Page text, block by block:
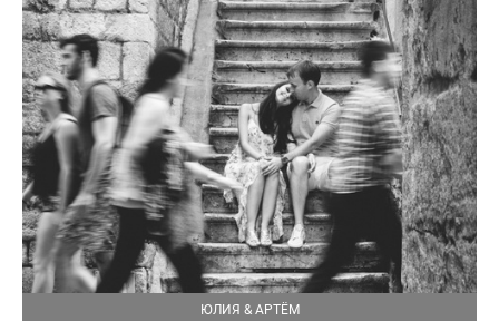
ЮЛИЯ & АРТЁМ